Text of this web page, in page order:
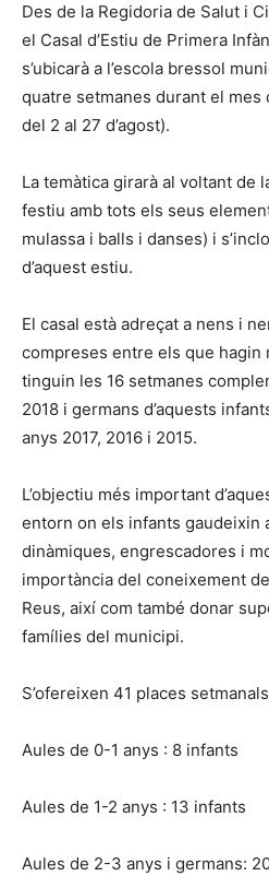
Des de la Regidoria de Salut i
el Casal d’Estiu de Primera
s’ubicarà a l’escola bressol
quatre setmanes durant el mes
del 2 al 27 d’agost).
La temàtica girarà al voltant de
festiu amb tots els seus
mulassa i balls i danses) i
d’aquest estiu.
El casal està adreçat a nens i
compreses entre els que hagin
tinguin les 16 setmanes
2018 i germans d’aquests
anys 2017, 2016 i 2015.
L’objectiu més important
entorn on els infants gaudeixin
dinàmiques, engrescadores i
importància del coneixement
Reus, així com també donar
famílies del municipi.
S’ofereixen 41 places
Aules de 0-1 anys : 8 infants
Aules de 1-2 anys : 13 infants
Aules de 2-3 anys i germans: